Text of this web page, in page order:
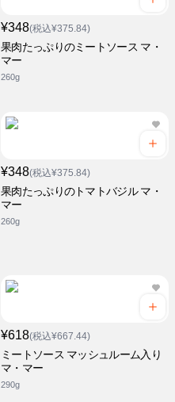
¥348(税込¥375.84)
果肉たっぷりのミートソース マ・
マー
260g
¥348(税込¥375.84)
果肉たっぷりのトマトバジル マ・
マー
260g
¥618(税込¥667.44)
ミートソース マッシュルーム入り
マ・マー
290g